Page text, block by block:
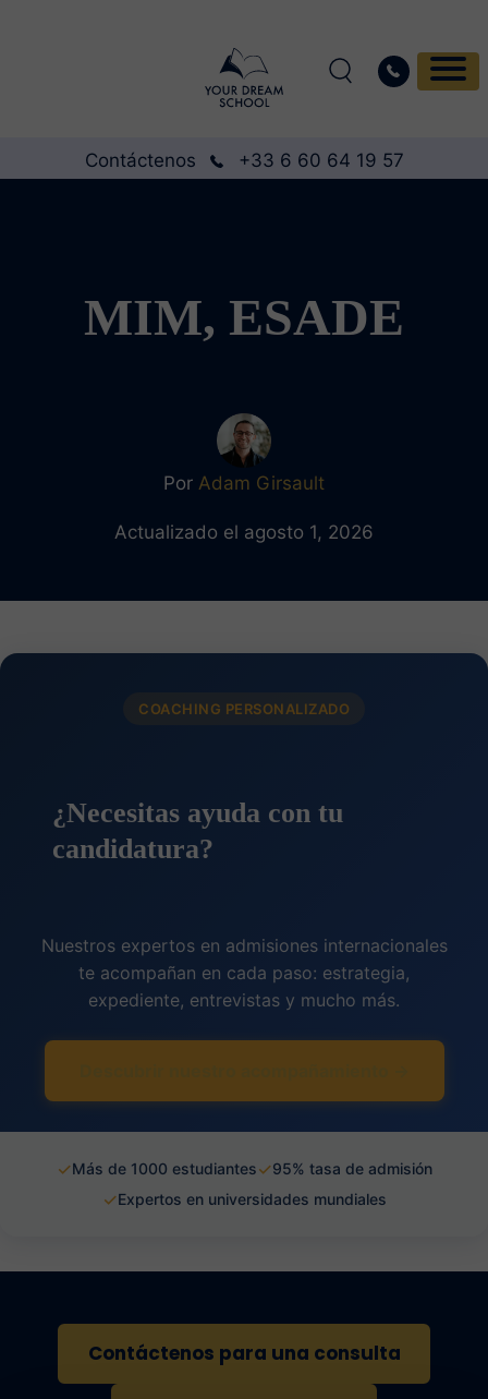
Contáctenos +33 6 60 64 19 57
MIM, ESADE
Por Adam Girsault
Actualizado el agosto 1, 2026
COACHING PERSONALIZADO
¿Necesitas ayuda con tu
candidatura?
Nuestros expertos en admisiones internacionales
te acompañan en cada paso: estrategia,
expediente, entrevistas y mucho más.
✓Más de 1000 estudiantes✓95% tasa de admisión
✓Expertos en universidades mundiales
Contáctenos para una consulta